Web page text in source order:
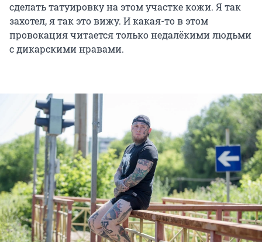
сделать татуировку на этом участке кожи. Я так
захотел, я так это вижу. И какая-то в этом
провокация читается только недалёкими людьми
с дикарскими нравами.